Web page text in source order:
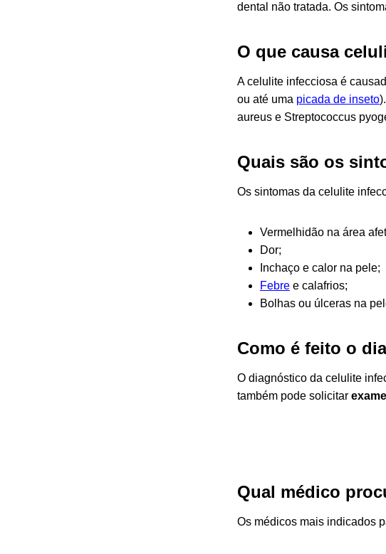
dental não tratada. Os
O que causa
A celulite infecciosa é
ou até uma picada de inseto
aureuse Streptococcus
Quais são os
Os sintomas da celulite
Vermelhidão na área
Dor;
Inchaço e calor na pele;
Febree calafrios;
Bolhas ou úlceras na
Como é feito o
O diagnóstico da celulite
também pode solicitar
Qual médico
Os médicos mais indicados